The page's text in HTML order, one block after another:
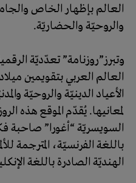
العالم بإظهار الخاص
والروحيّة والحضاريّة.
وتبرز”روزنامة” تعدّديّة
العالم العربي بتقويمين
الأعياد الدينيّة والروحيّة
لمعانيها. يُقدّم الموقع هذه
السويسريّة “أغورا” صاحبة
باللغة الفرنسيّة، المترجمة
الهنديّة الصادرة باللغة